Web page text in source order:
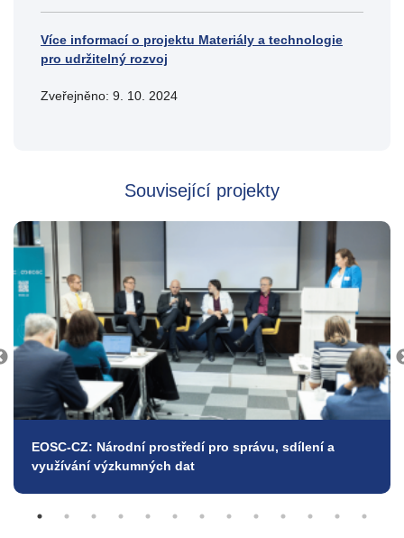
Více informací o projektu Materiály a technologie
pro udržitelný rozvoj
Zveřejněno: 9. 10. 2024
Související projekty
EOSC-CZ: Národní prostředí pro správu, sdílení a
využívání výzkumných dat